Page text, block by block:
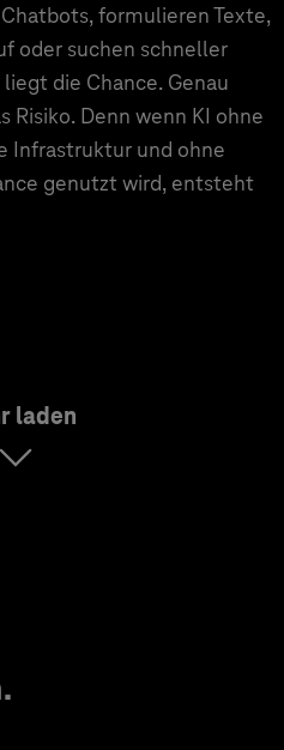
formulieren Texte,
oder suchen schneller
die Chance. Genau
Risiko. Denn wenn KI ohne
Infrastruktur und ohne
genutzt wird, entsteht
laden